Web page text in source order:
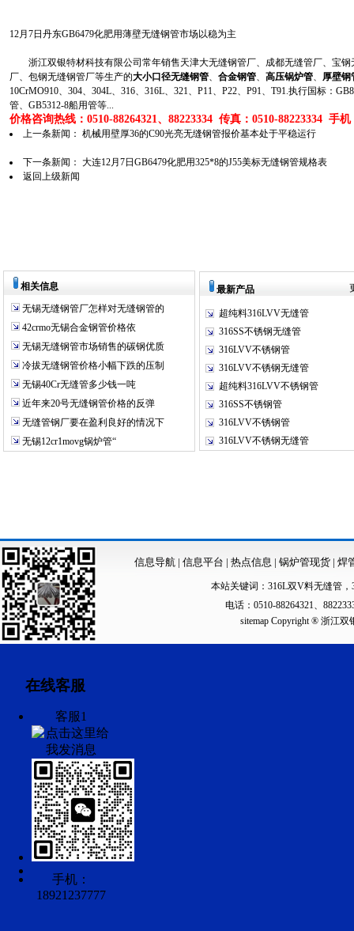
12月7日丹东GB6479化肥用薄壁无缝钢管市场以稳为主
浙江双银特材科技有限公司常年销售天津大无缝钢管厂、成都无缝管厂、宝钢
厂、包钢无缝钢管厂等生产的大小口径无缝钢管、 合金钢管、 高压锅炉管、
厚壁钢
10CrMO910、304、304L、316、316L、321、P11、P22、P91、T91.执行国标：
管、GB5312-8船用管等...
价格咨询热线：0510-88264321、88223334 传真：0510-88223334 手机
上一条新闻： 机械用壁厚36的C90光亮无缝钢管报价基本处于平稳运行
下一条新闻： 大连12月7日GB6479化肥用325*8的J55美标无缝钢管规格表
返回上级新闻
相关信息
无锡无缝钢管厂怎样对无缝钢管的
42crmo无锡合金钢管价格依
无锡无缝钢管市场销售的碳钢优质
冷拔无缝钢管价格小幅下跌的压制
无锡40Cr无缝管多少钱一吨
近年来20号无缝钢管价格的反弹
无缝管钢厂要在盈利良好的情况下
无锡12cr1movg锅炉管“
最新产品
超纯料316LVV无缝管
316SS不锈钢无缝管
316LVV不锈钢管
316LVV不锈钢无缝管
超纯料316LVV不锈钢管
316SS不锈钢管
316LVV不锈钢管
316LVV不锈钢无缝管
信息导航| 信息平台 | 热点信息 | 锅炉管现货 | 焊
本站关键词： 316L双V料无缝管 ，
电话：0510-88264321、
sitemapCopyright ® 浙江双
在线客服
客服1
手机：
18921237777